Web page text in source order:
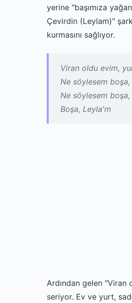
yerine "başımıza
Çevirdin (Leylam)"
kurmasını sağlıyor.
Viran oldu evim,
Ne söylesem
Ne söylesem
Boşa, Leyla'm
Ardından gelen "Viran
seriyor. Ev ve yurt,